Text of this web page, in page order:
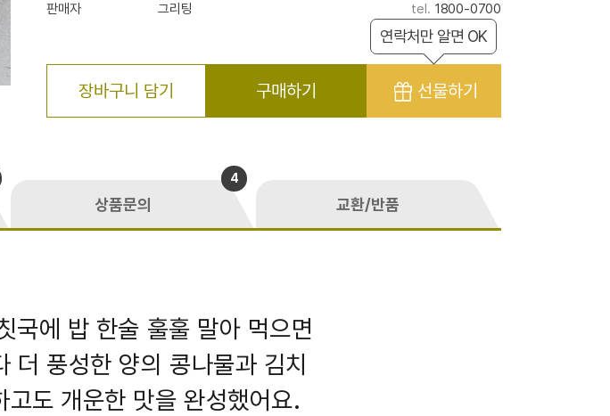
판매자 그리팅 1800-0700
장바구니 담기 구매하기 선물하기
연락처만 알면 OK
상품문의
4
교환/반품
국에 밥 한술 훌훌 말아 먹으면
더 풍성한 양의 콩나물과 김치
도 개운한 맛을 완성했어요.